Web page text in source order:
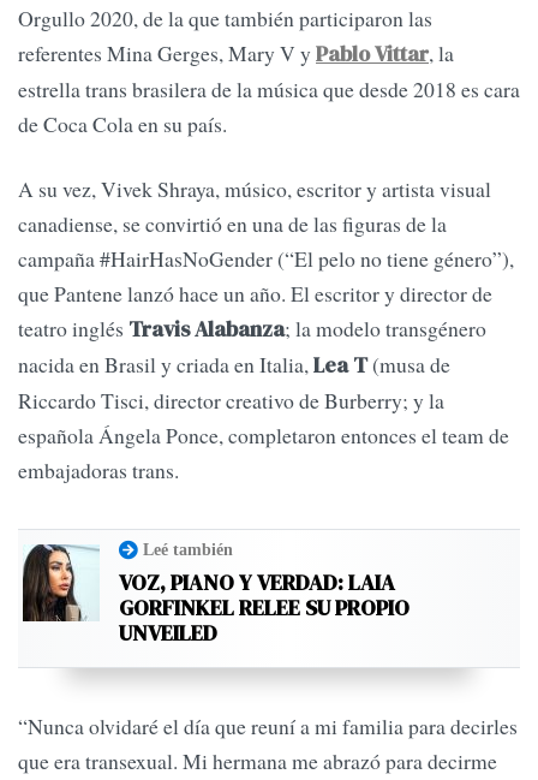
Orgullo 2020, de la que también participaron las
referentes Mina Gerges, Mary V y Pablo Vittar, la
estrella trans brasilera de la música que desde 2018 es cara
de Coca Cola en su país.
A su vez, Vivek Shraya, músico, escritor y artista visual
canadiense, se convirtió en una de las figuras de la
campaña #HairHasNoGender (“El pelo no tiene género”),
que Pantene lanzó hace un año. El escritor y director de
teatro inglés Travis Alabanza; la modelo transgénero
nacida en Brasil y criada en Italia,Lea T(musa de
Riccardo Tisci, director creativo de Burberry; y la
española Ángela Ponce, completaron entonces el team de
embajadoras trans.
Leé también
VOZ, PIANO Y VERDAD: LAIA
GORFINKEL RELEE SU PROPIO
UNVEILED
“Nunca olvidaré el día que reuní a mi familia para decirles
que era transexual. Mi hermana me abrazó para decirme